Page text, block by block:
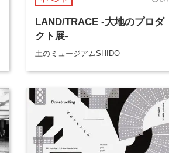
LAND/TRACE -大地のプロダ
クト展-
土のミュージアムSHIDO